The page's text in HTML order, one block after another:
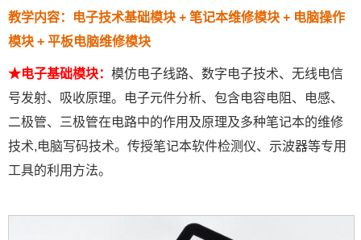
教学内容：电子技术基础模块 + 笔记本维修模块 + 电脑操作
模块 + 平板电脑维修模块
★电子基础模块： 模仿电子线路、数字电子技术、无线电信
号发射、吸收原理。电子元件分析、包含电容电阻、电感、
二极管、三极管在电路中的作用及原理及多种笔记本的维修
技术,电脑写码技术。传授笔记本软件检测仪、示波器等专用
工具的利用方法。